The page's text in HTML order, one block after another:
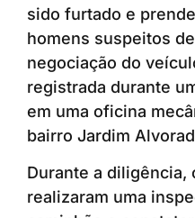
sido furtado e
homens suspeitos
negociação do
registrada durante
em uma oficina
bairro Jardim
Durante a diligência,
realizaram uma